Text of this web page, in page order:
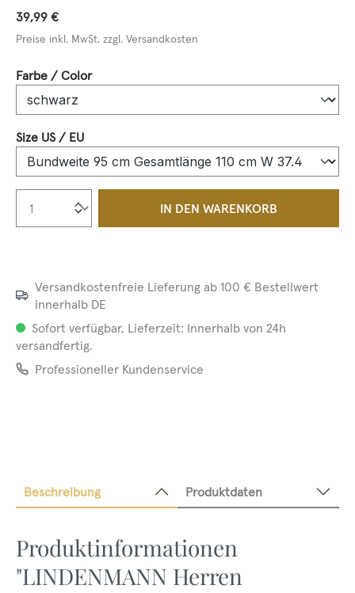
39,99 €
Preise inkl. MwSt. zzgl. Versandkosten
Farbe / Colorauswählen
Size US / EUauswählen
Produkt Anzahl: Gib den
IN DEN WARENKORB
Versandkostenfreie Lieferung ab 100 € Bestellwert
innerhalb DE
Sofort verfügbar, Lieferzeit: Innerhalb von 24h
versandfertig.
Professioneller Kundenservice
Beschreibung Produktdaten
Produktinformationen
"LINDENMANN Herren